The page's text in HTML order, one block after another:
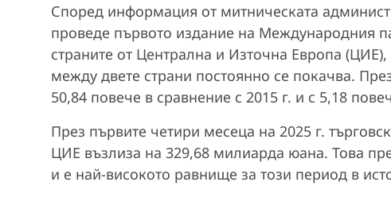
Според информация от митническата
проведе първото издание на Международния
страните от Централна и Източна Европа (ЦИЕ),
между двете страни постоянно се покачва.
50,84 повече в сравнение с 2015 г. и с 5,18
През първите четири месеца на 2025 г.
ЦИЕ възлиза на 329,68 милиарда юана. Това
и е най-високото равнище за този период в